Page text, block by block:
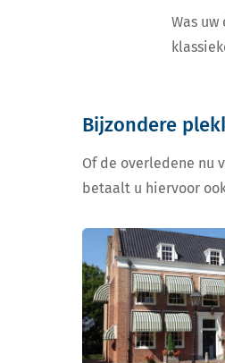
Was
Bijzondere
Of de overledene nu
betaalt u hiervoor